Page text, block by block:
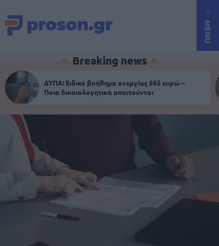
MENU
Breaking news
ΔΥΠΑ: Ειδικό βοήθημα ανεργίας 565 ευρώ –
Ποια δικαιολογητικά απαιτούνται